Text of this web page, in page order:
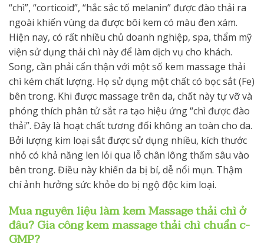
“chì”, “corticoid”, “hắc sắc tố melanin” được đào thải ra
ngoài khiến vùng da được bôi kem có màu đen xám.
Hiện nay, có rất nhiều chủ doanh nghiệp, spa, thẩm mỹ
viện sử dụng thải chì này để làm dịch vụ cho khách.
Song, cần phải cẩn thận với một số kem massage thải
chì kém chất lượng. Họ sử dụng một chất có bọc sắt (Fe)
bên trong. Khi được massage trên da, chất này tự vỡ và
phóng thích phân tử sắt ra tạo hiệu ứng “chì được đào
thải”. Đây là hoạt chất tương đối không an toàn cho da.
Bởi lượng kim loại sắt được sử dụng nhiều, kích thước
nhỏ có khả năng len lỏi qua lỗ chân lông thấm sâu vào
bên trong. Điều này khiến da bị bí, dễ nổi mụn. Thậm
chí ảnh hưởng sức khỏe do bị ngộ độc kim loại.
Mua nguyên liệu làm kem Massage thải chì ở
đâu? Gia công kem massage thải chì chuẩn c-
GMP?